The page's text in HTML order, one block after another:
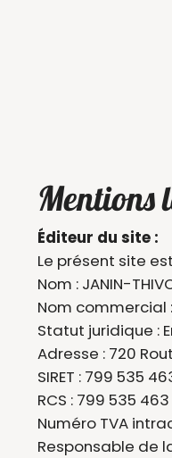
Mentions
Éditeur du site :
Le présent site
Nom : JANIN-
Nom commercial
Statut juridique :
Adresse : 720
SIRET : 799 535
RCS : 799 535 463
Numéro TVA
Responsable de